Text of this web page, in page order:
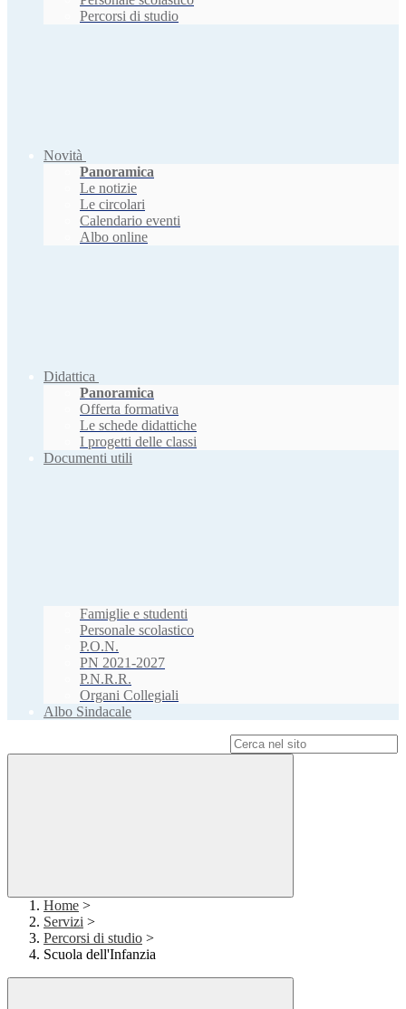
Percorsi di studio
Novità
Panoramica
Le notizie
Le circolari
Calendario eventi
Albo online
Didattica
Panoramica
Offerta formativa
Le schede didattiche
I progetti delle classi
Documenti utili
Famiglie e studenti
Personale scolastico
P.O.N.
PN 2021-2027
P.N.R.R.
Organi Collegiali
Albo Sindacale
Home >
Servizi >
Percorsi di studio >
Scuola dell'Infanzia